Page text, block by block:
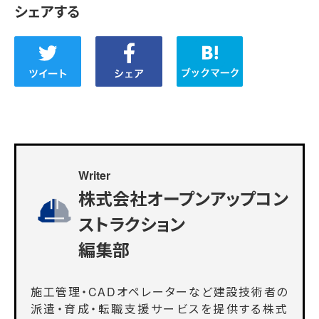
シェアする
Writer
株式会社オープンアップコン
ストラクション
編集部
施工管理・CADオペレーターなど建設技術者の
派遣・育成・転職支援サービスを提供する株式